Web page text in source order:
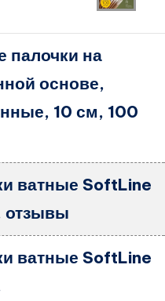
палочки на
основе,
10 см, 100
ватные SoftLine
ватные SoftLine